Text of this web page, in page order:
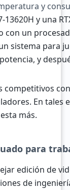
y
y una
un
sistema para
y
competitivos
En tales
más.
para
edición de
de